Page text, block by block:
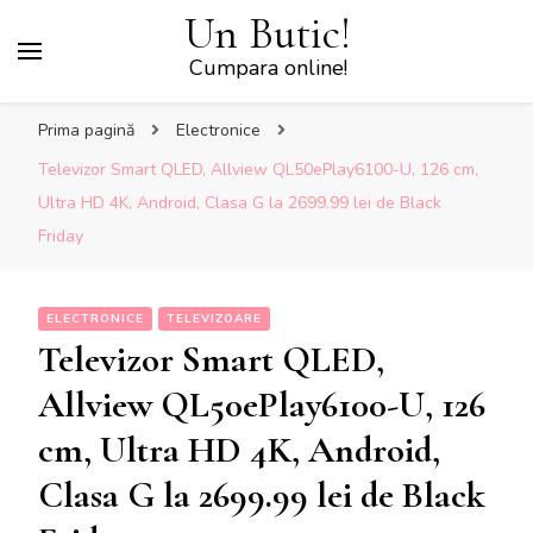
Un Butic!
Cumpara online!
Prima pagină
Electronice
Televizor Smart QLED, Allview QL50ePlay6100-U, 126 cm,
Ultra HD 4K, Android, Clasa G la 2699.99 lei de Black
Friday
ELECTRONICE TELEVIZOARE
Televizor Smart QLED,
Allview QL50ePlay6100-U, 126
cm, Ultra HD 4K, Android,
Clasa G la 2699.99 lei de Black